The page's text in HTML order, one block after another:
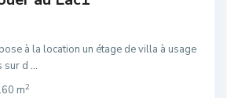
à la location un étage de villa à usage
sur d ...
m2